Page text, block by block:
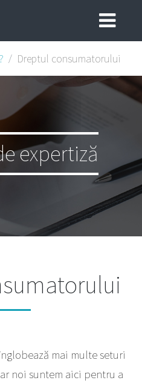
Dreptul consumatorului
expertiză
mai multe seturi
noi suntem aici pentru a